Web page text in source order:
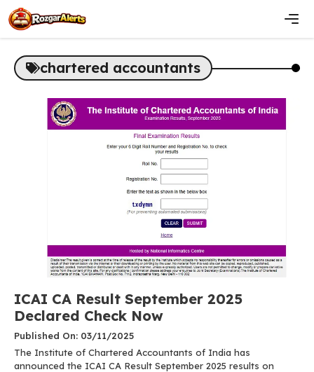
Skip
to
content
chartered accountants
ICAI CA Result September 2025
Declared Check Now
Published On: 03/11/2025
The Institute of Chartered Accountants of India has
announced the ICAI CA Result September 2025 results on